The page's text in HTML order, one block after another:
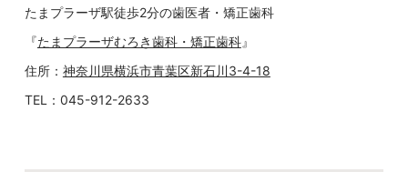
たまプラーザ駅徒歩2分の歯医者・矯正歯科
『たまプラーザむろき歯科・矯正歯科』
住所： 神奈川県横浜市青葉区新石川3-4-18
TEL：045-912-2633